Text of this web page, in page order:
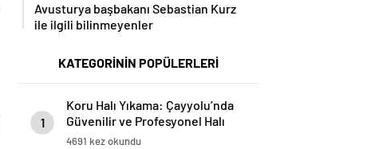
Avusturya başbakanı Sebastian Kurz
ile ilgili bilinmeyenler
KATEGORİNİN POPÜLERLERİ
1
Koru Halı Yıkama: Çayyolu’nda
Güvenilir ve Profesyonel Halı
Temizliği
4691 kez okundu